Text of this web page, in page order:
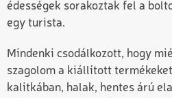
édességek sorakoztak fel a
egy turista.
Mindenki csodálkozott, hogy
szagolom a kiállított
kalitkában, halak, hentes árú